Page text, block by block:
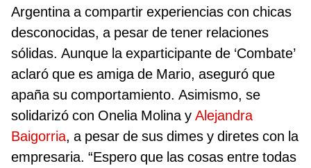
Argentina a compartir experiencias con chicas
desconocidas, a pesar de tener relaciones
sólidas. Aunque la exparticipante de ‘Combate’
aclaró que es amiga de Mario, aseguró que
apaña su comportamiento. Asimismo, se
solidarizó con Onelia Molina y Alejandra
Baigorria, a pesar de sus dimes y diretes con la
empresaria. “Espero que las cosas entre todas